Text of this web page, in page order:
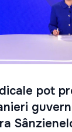
pot